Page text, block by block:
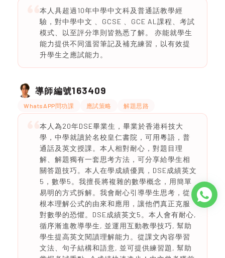
本人具超過10年中學中文科及普通話教學經
驗，對中學中文 、GCSE 、GCE AL課程、考試
模式、以至評分準則皆熟悉了解。 亦能就學生
能力提供不同溫習筆記及補充練習，以有效提
升學生之應試能力。
導師編號163409
WhatsAPP問功課 應試策略 解題思路
本人為20年DSE畢業生，畢業於香港科技大
學，中學就讀於名校皇仁書院，可用粵語，普
通話及英文授課。本人相對耐心，對題目理
解、解題獨有一套思考方法，可分享給學生相
關答題技巧。本人在學成績優異，DSE成績英文
5，數學5。我擅長將複雜的數學概念，用簡單
易明的方式拆解。我會耐心引導學生思考，從
根本理解公式的由來和應用，讓他們真正克服
對數學的恐懼。DSE成績英文5。本人會有耐心,
循序漸進教導學生, 並運用互動教學技巧, 幫助
學生提高英文閱謮理解能力。從課文內容學習
文法、句子結構和語意, 並可提供練習題, 幫助